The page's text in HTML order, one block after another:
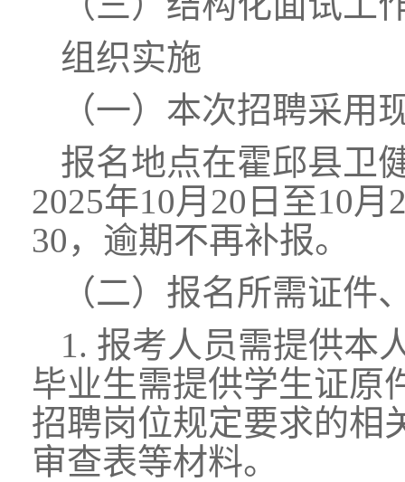
组织实施
（一）本次招聘采用
报名地点在霍邱县卫
2025年10月20日至10
30，逾期不再补报。
（二）报名所需证件
1. 报考人员需提供本
毕业生需提供学生证原
招聘岗位规定要求的相
审查表等材料。